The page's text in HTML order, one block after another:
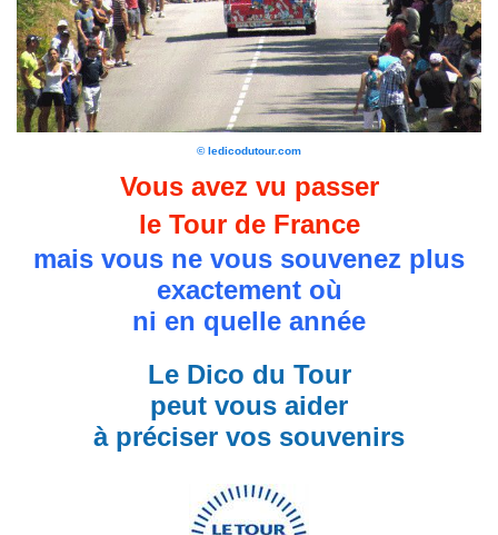
© ledicodutour.com
Vous avez vu passer
le Tour de France
mais vous ne vous souvenez plus
exactement où
ni en quelle année
Le Dico du Tour
peut vous aider
à préciser vos souvenirs